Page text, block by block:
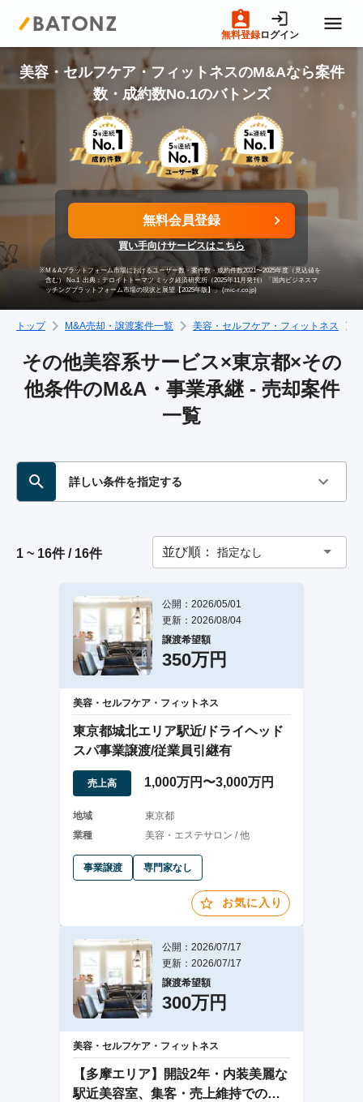
無料登録ログイン
トップページ
M&A案件一覧
売りたい方へ
買いたい方へ
成約事例
M&A専門家の方へ
美容・セルフケア・フィットネスのM&Aなら案件
数・成約数No.1のバトンズ
無料会員登録
買い手向けサービスはこちら
※M＆Aプラットフォーム市場におけるユーザー数・案件数・成約件数2021〜2025年度（見込値を
含む） No.1 出典：デロイトトーマツ ミック経済研究所（2025年11月発刊）「国内ビジネスマ
ッチングプラットフォーム市場の現状と展望【2025年版】」 (mic-r.co.jp)
トップ M&A売却・譲渡案件一覧 美容・セルフケア・フィットネス
その他美容系サービス×東京都×その
他条件のM&A・事業承継 - 売却案件
一覧
詳しい条件を指定する
1 ~ 16件 / 16件 並び順： 指定なし
公開：2026/05/01
更新：2026/08/04
譲渡希望額
350万円
美容・セルフケア・フィットネス
東京都城北エリア駅近/ドライヘッド
スパ事業譲渡/従業員引継有
売上高 1,000万円〜3,000万円
地域
東京都
業種
美容・エステサロン / 他
事業譲渡 専門家なし
お気に入り
公開：2026/07/17
更新：2026/07/17
譲渡希望額
300万円
美容・セルフケア・フィットネス
【多摩エリア】開設2年・内装美麗な
駅近美容室、集客・売上維持での店